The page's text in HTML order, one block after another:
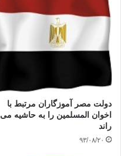
دولت مصر آموزگاران مرتبط با
اخوان المسلمین را به حاشیه می
راند
۹۳/۰۸/۲۰